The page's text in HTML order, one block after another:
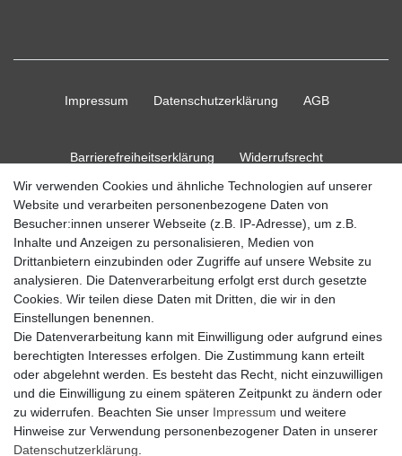
Impressum Daten­schutz­erklärung AGB
Barrierefreiheitserklärung Widerrufs­recht
Vertrag widerrufen Kontakt
© Copyright 2026 Ripos24| Alle Rechte vorbehalten.
Wir verwenden Cookies und ähnliche Technologien auf unserer
Website und verarbeiten personenbezogene Daten von
Besucher:innen unserer Webseite (z.B. IP-Adresse), um z.B.
Inhalte und Anzeigen zu personalisieren, Medien von
Drittanbietern einzubinden oder Zugriffe auf unsere Website zu
analysieren. Die Datenverarbeitung erfolgt erst durch gesetzte
Cookies. Wir teilen diese Daten mit Dritten, die wir in den
Einstellungen benennen.
Die Datenverarbeitung kann mit Einwilligung oder aufgrund eines
berechtigten Interesses erfolgen. Die Zustimmung kann erteilt
oder abgelehnt werden. Es besteht das Recht, nicht einzuwilligen
und die Einwilligung zu einem späteren Zeitpunkt zu ändern oder
zu widerrufen. Beachten Sie unser Impressum und weitere
Hinweise zur Verwendung personenbezogener Daten in unserer
Daten­schutz­erklärung